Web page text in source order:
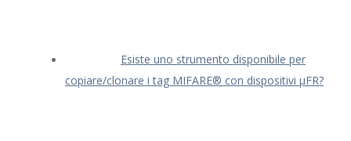
Esiste uno strumento disponibile per
copiare/clonare i tag MIFARE® con dispositivi μFR?